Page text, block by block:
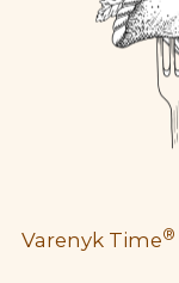
Varenyk Time®